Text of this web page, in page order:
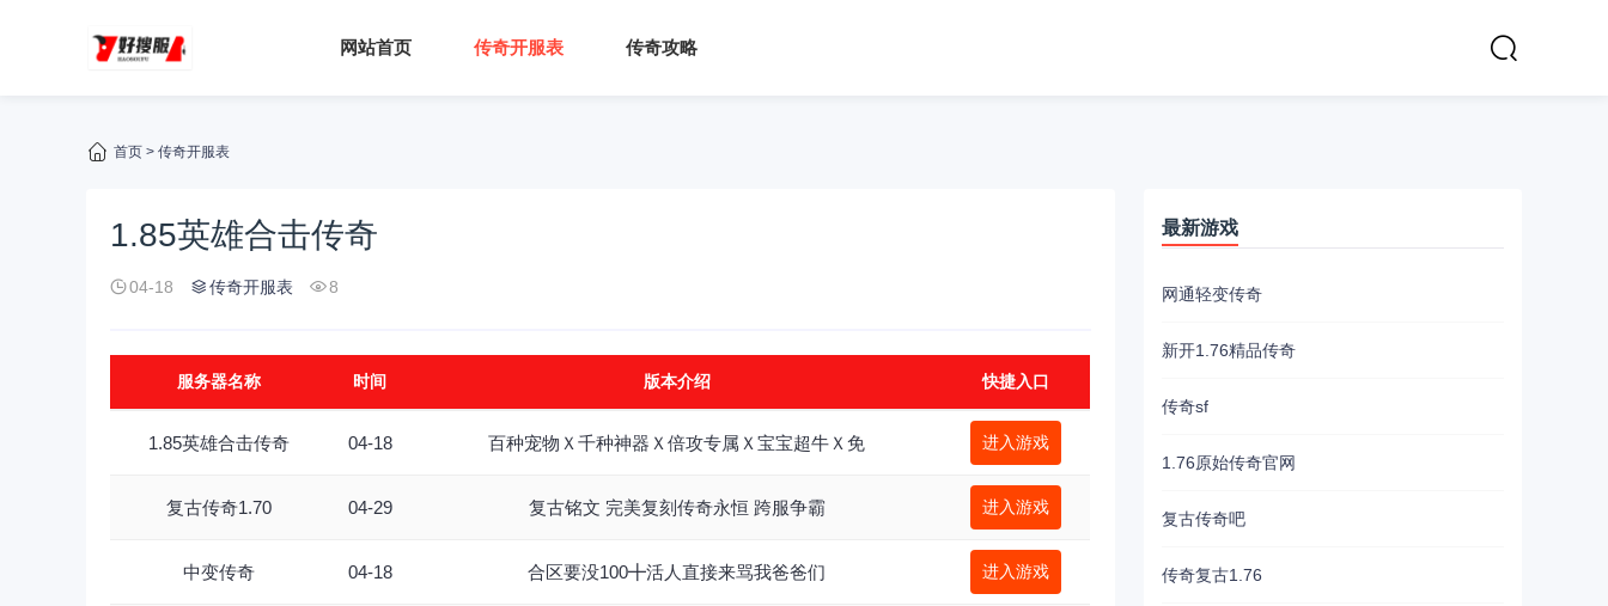
网站首页 传奇开服表 传奇攻略
首页 > 传奇开服表
1.85英雄合击传奇
04-18 传奇开服表 8
服务器名称 时间 版本介绍 快捷入口
1.85英雄合击传奇 04-18 百种宠物Ｘ千种神器Ｘ倍攻专属Ｘ宝宝超牛Ｘ免 进入游戏
复古传奇1.70 04-29 复古铭文 完美复刻传奇永恒 跨服争霸 进入游戏
中变传奇 04-18 合区要没100╋活人直接来骂我爸爸们 进入游戏
最新游戏
网通轻变传奇
新开1.76精品传奇
传奇sf
1.76原始传奇官网
复古传奇吧
传奇复古1.76